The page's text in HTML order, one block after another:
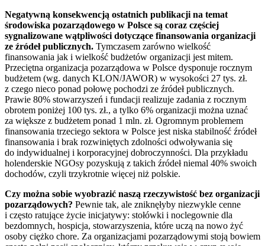
Negatywną konsekwencją ostatnich publikacji na temat
środowiska pozarządowego w Polsce są coraz częściej
sygnalizowane wątpliwości dotyczące finansowania organizacji
ze źródeł publicznych. Tymczasem zarówno wielkość
finansowania jak i wielkość budżetów organizacji jest mitem.
Przeciętna organizacja pozarządowa w Polsce dysponuje rocznym
budżetem (wg. danych KLON/JAWOR) w wysokości 27 tys. zł.
z czego nieco ponad połowę pochodzi ze źródeł publicznych.
Prawie 80% stowarzyszeń i fundacji realizuje zadania z rocznym
obrotem poniżej 100 tys. zł., a tylko 6% organizacji można uznać
za większe z budżetem ponad 1 mln. zł. Ogromnym problemem
finansowania trzeciego sektora w Polsce jest niska stabilność źródeł
finansowania i brak rozwiniętych zdolności odwoływania się
do indywidualnej i korporacyjnej dobroczynności. Dla przykładu
holenderskie NGOsy pozyskują z takich źródeł niemal 40% swoich
dochodów, czyli trzykrotnie więcej niż polskie.
Czy można sobie wyobrazić naszą rzeczywistość bez organizacji
pozarządowych? Pewnie tak, ale zniknęłyby niezwykle cenne
i często ratujące życie inicjatywy: stołówki i noclegownie dla
bezdomnych, hospicja, stowarzyszenia, które uczą na nowo żyć
osoby ciężko chore. Za organizacjami pozarządowymi stoją bowiem